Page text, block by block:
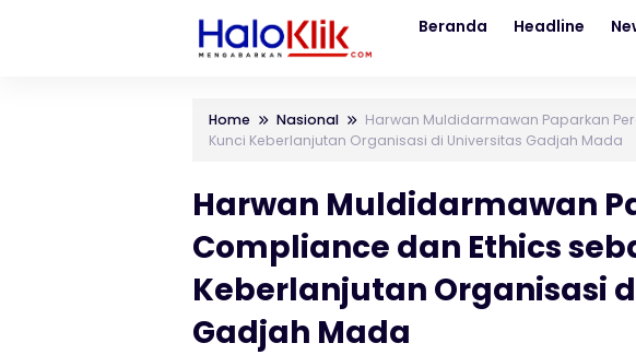
Beranda Headline
Home Nasional
Harwan Muldidarmawan Paparkan
Kunci Keberlanjutan Organisasi di Universitas Gadjah Mada
Harwan Muldidarmawan
Compliance dan Ethics
Keberlanjutan Organisasi
Gadjah Mada